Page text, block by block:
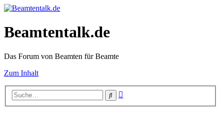
Beamtentalk.de
Das Forum von Beamten für Beamte
Zum Inhalt
Suche